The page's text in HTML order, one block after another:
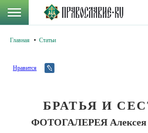
Главная Статьи
Нравится
БРАТЬЯ И
ФОТОГАЛЕРЕЯ Алексея